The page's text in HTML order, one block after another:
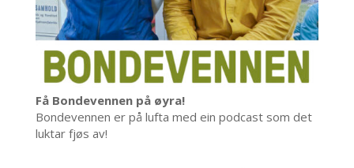
Få Bondevennen på øyra!
Bondevennen er på lufta med ein podcast som det
luktar fjøs av!